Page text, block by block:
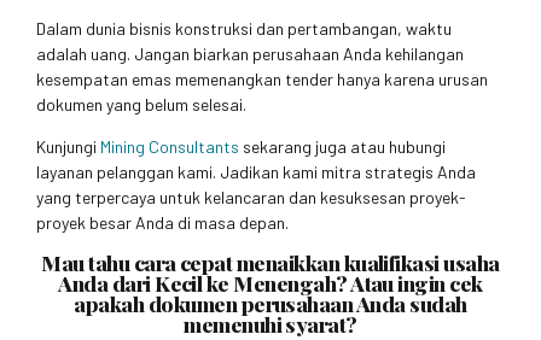
Dalam dunia bisnis konstruksi dan pertambangan, waktu
adalah uang. Jangan biarkan perusahaan Anda kehilangan
kesempatan emas memenangkan tender hanya karena urusan
dokumen yang belum selesai.
Kunjungi Mining Consultants sekarang juga atau hubungi
layanan pelanggan kami. Jadikan kami mitra strategis Anda
yang terpercaya untuk kelancaran dan kesuksesan proyek-
proyek besar Anda di masa depan.
Mau tahu cara cepat menaikkan kualifikasi usaha
Anda dari Kecil ke Menengah? Atau ingin cek
apakah dokumen perusahaan Anda sudah
memenuhi syarat?